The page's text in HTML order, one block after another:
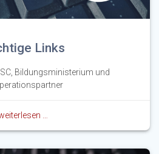
Links
Bildungsministerium und
…